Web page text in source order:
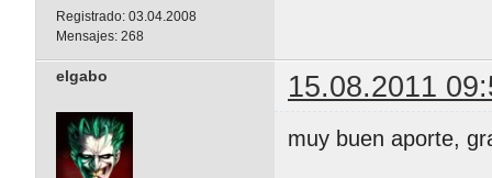
Registrado: 03.04.2008
Mensajes: 268
elgabo 15.08.2011
muy buen aporte,